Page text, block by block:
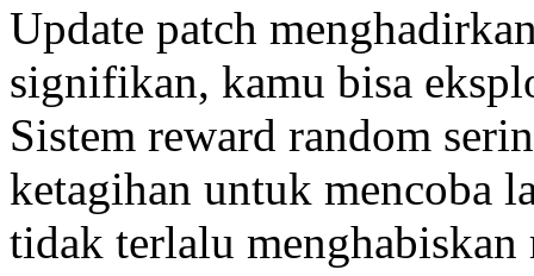
Update patch
signifikan, kamu bisa
Sistem reward random
ketagihan untuk mencoba
tidak terlalu menghabiskan